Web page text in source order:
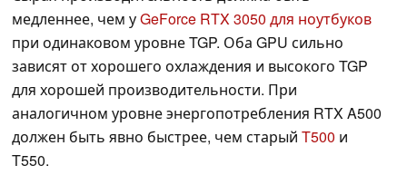
медленнее, чем уGeForce RTX 3050 для ноутбуков
при одинаковом уровне TGP. Оба GPU сильно
зависят от хорошего охлаждения и высокого TGP
для хорошей производительности. При
аналогичном уровне энергопотребления RTX A500
должен быть явно быстрее, чем старый T500 и
T550.